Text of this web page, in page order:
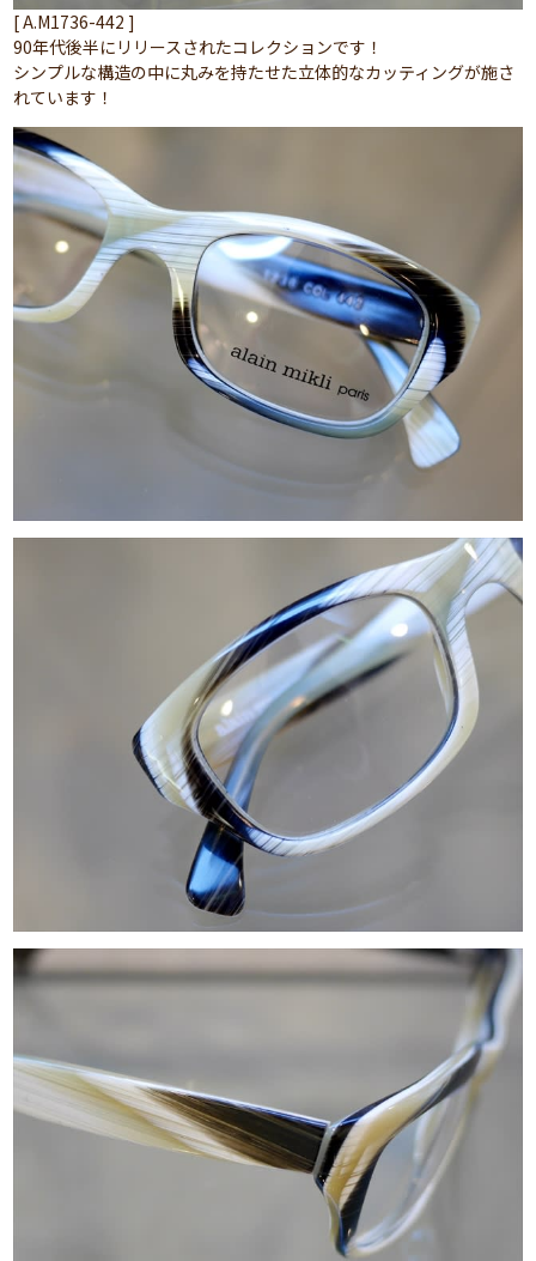
[ A.M1736-442 ]
90年代後半にリリースされたコレクションです！
シンプルな構造の中に丸みを持たせた立体的なカッティングが施さ
れています！